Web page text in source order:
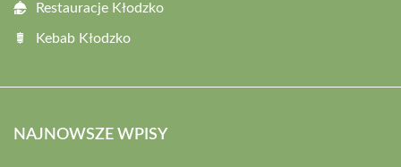
Restauracje Kłodzko
Kebab Kłodzko
NAJNOWSZE WPISY